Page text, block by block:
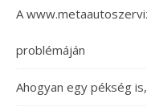
A
problémáján
Ahogyan egy pékség